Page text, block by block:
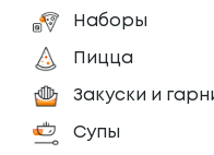
Наборы
Пицца
Закуски и
Супы